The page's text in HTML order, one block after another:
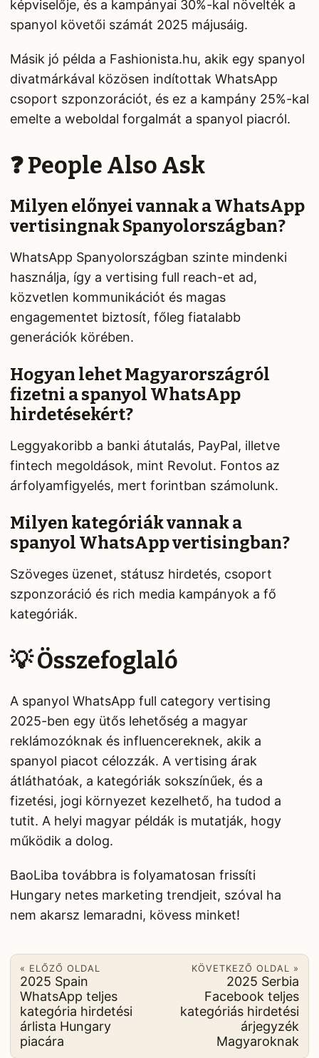
képviselője, és a kampányai 30%-kal növelték a
spanyol követői számát 2025 májusáig.
Másik jó példa a Fashionista.hu, akik egy spanyol
divatmárkával közösen indítottak WhatsApp
csoport szponzorációt, és ez a kampány 25%-kal
emelte a weboldal forgalmát a spanyol piacról.
❓ People Also Ask
Milyen előnyei vannak a WhatsApp
vertisingnak Spanyolországban?
WhatsApp Spanyolországban szinte mindenki
használja, így a vertising full reach-et ad,
közvetlen kommunikációt és magas
engagementet biztosít, főleg fiatalabb
generációk körében.
Hogyan lehet Magyarországról
fizetni a spanyol WhatsApp
hirdetésekért?
Leggyakoribb a banki átutalás, PayPal, illetve
fintech megoldások, mint Revolut. Fontos az
árfolyamfigyelés, mert forintban számolunk.
Milyen kategóriák vannak a
spanyol WhatsApp vertisingban?
Szöveges üzenet, státusz hirdetés, csoport
szponzoráció és rich media kampányok a fő
kategóriák.
💡 Összefoglaló
A spanyol WhatsApp full category vertising
2025-ben egy ütős lehetőség a magyar
reklámozóknak és influencereknek, akik a
spanyol piacot célozzák. A vertising árak
átláthatóak, a kategóriák sokszínűek, és a
fizetési, jogi környezet kezelhető, ha tudod a
tutit. A helyi magyar példák is mutatják, hogy
működik a dolog.
BaoLiba továbbra is folyamatosan frissíti
Hungary netes marketing trendjeit, szóval ha
nem akarsz lemaradni, kövess minket!
« ELŐZŐ OLDAL
2025 Spain
WhatsApp teljes
kategória hirdetési
árlista Hungary
piacára
KÖVETKEZŐ OLDAL »
2025 Serbia
Facebook teljes
kategóriás hirdetési
árjegyzék
Magyaroknak